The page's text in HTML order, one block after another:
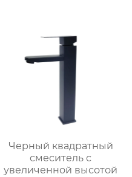
Черный квадратный
смеситель с
увеличенной высотой